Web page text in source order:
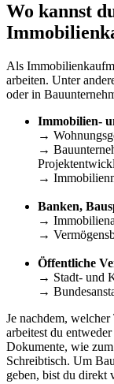
Wo kannst
Als
arbeiten. Unter
oder in
Immobilien-
→
→
→
Banken,
→
→
Öffentliche
→ Stadt- und
→
Je nachdem,
arbeitest du
Dokumente, wie
Schreibtisch. Um
geben, bist du direkt